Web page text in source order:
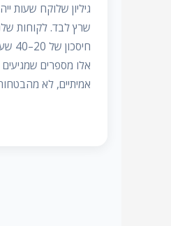
גיליון שלוקח שעות
שרץ לבד. לקוחות
אלו מספרים שמגיעים
אמיתיים, לא